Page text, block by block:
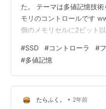
た。 テーマは多値記憶技
モリのコントロールです
個のメモリセルに2ビット
方式になると、読み書き性
り低下します。詳しは記事
#SSD #コントローラ #
#多値記憶
たらふく。 • 2年前